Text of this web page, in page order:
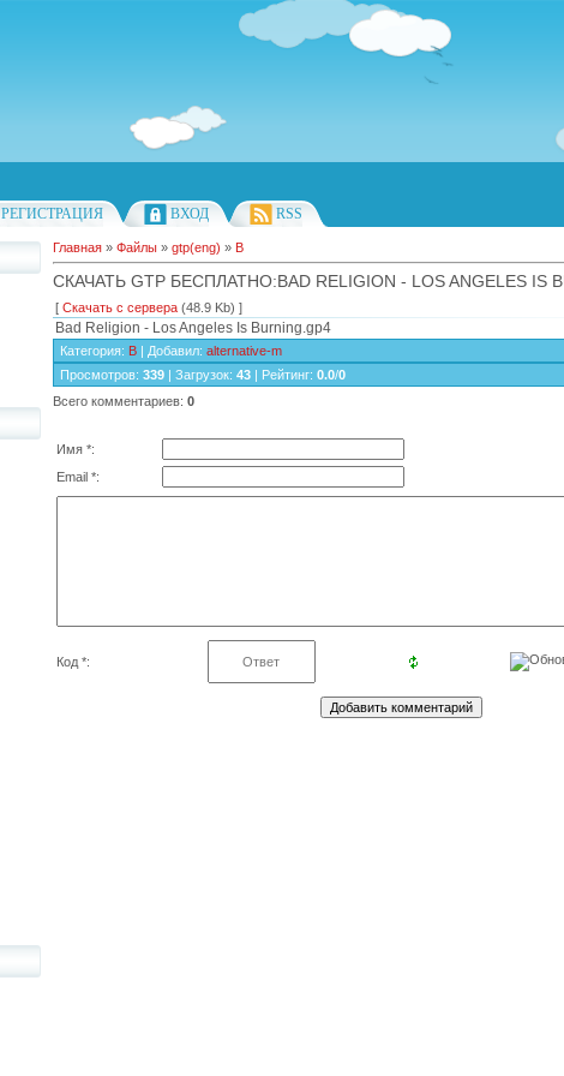
РЕГИСТРАЦИЯ ВХОД RSS
Главная » Файлы » gtp(eng) » B
СКАЧАТЬ GTP БЕСПЛАТНО:BAD RELIGION - LOS ANGELES IS
[ Скачать с сервера (48.9 Kb) ]
Bad Religion - Los Angeles Is Burning.gp4
Категория: B | Добавил: alternative-m
Просмотров: 339 | Загрузок: 43 | Рейтинг: 0.0/0
Всего комментариев: 0
Имя *:
Email *:
Код *: